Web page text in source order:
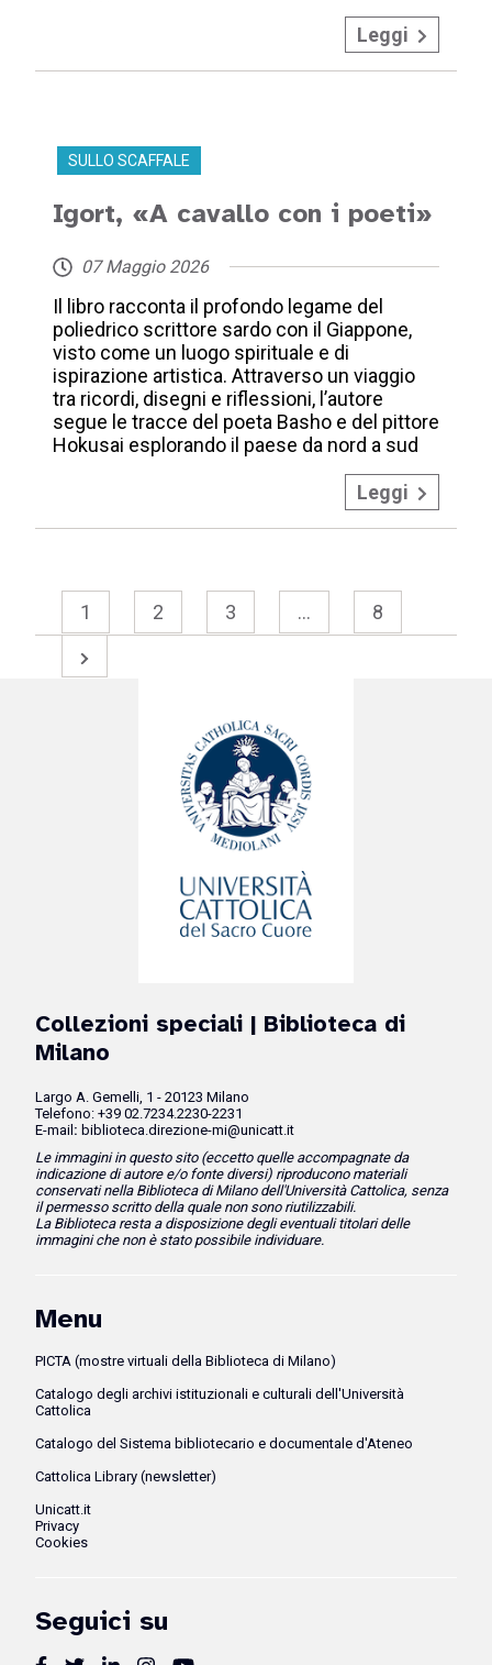
Leggi
SULLO SCAFFALE
Igort, «A cavallo con i poeti»
07 Maggio 2026
Il libro racconta il profondo legame del
poliedrico scrittore sardo con il Giappone,
visto come un luogo spirituale e di
ispirazione artistica. Attraverso un viaggio
tra ricordi, disegni e riflessioni, l’autore
segue le tracce del poeta Basho e del pittore
Hokusai esplorando il paese da nord a sud
Leggi
1 2 3 … 8
Collezioni speciali | Biblioteca di
Milano
Largo A. Gemelli, 1 - 20123 Milano
Telefono: +39 02.7234.2230-2231
E-mail : biblioteca.direzione-mi@unicatt.it
Le immagini in questo sito (eccetto quelle accompagnate da
indicazione di autore e/o fonte diversi) riproducono materiali
conservati nella Biblioteca di Milano dell'Università Cattolica, senza
il permesso scritto della quale non sono riutilizzabili.
La Biblioteca resta a disposizione degli eventuali titolari delle
immagini che non è stato possibile individuare.
Menu
PICTA (mostre virtuali della Biblioteca di Milano)
Catalogo degli archivi istituzionali e culturali dell'Università
Cattolica
Catalogo del Sistema bibliotecario e documentale d'Ateneo
Cattolica Library (newsletter)
Unicatt.it
Privacy
Cookies
Seguici su